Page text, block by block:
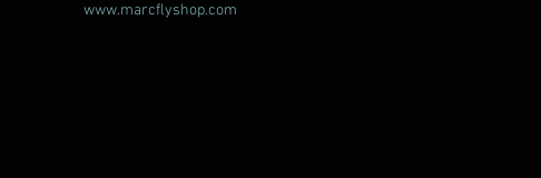
www.marcflyshop.com